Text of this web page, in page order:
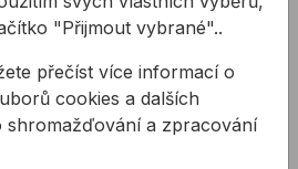
"Přijmout vybrané"..
přečíst více informací o
cookies a dalších
shromažďování a zpracování